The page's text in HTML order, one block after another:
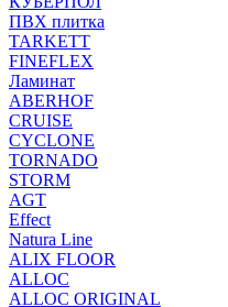
ПВХ плитка
TARKETT
FINEFLEX
Ламинат
ABERHOF
CRUISE
CYCLONE
TORNADO
STORM
AGT
Effect
Natura Line
ALIX FLOOR
ALLOC
ALLOC ORIGINAL